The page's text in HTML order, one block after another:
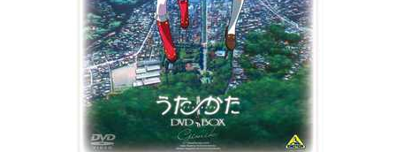
ティス：池田秀一ヴィクトール：立
木文彦セイラン：岩永哲哉ティム
カ：私市淳エルンスト：森川智之メ
ル：冬馬由美アリオス：成田剣エル
ダ：宮本充レオナード：小山力也フ
ランシス：杉田智和ユーイ：浪川大
輔チャーリー：真殿光昭ブライア
ン：逢坂良太ジェラール：堀江瞬シ